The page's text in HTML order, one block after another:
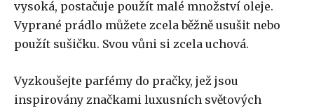
vysoká, postačuje použít malé množství oleje.
Vyprané prádlo můžete zcela běžně usušit nebo
použít sušičku. Svou vůni si zcela uchová.
Vyzkoušejte parfémy do pračky, jež jsou
inspirovány značkami luxusních světových